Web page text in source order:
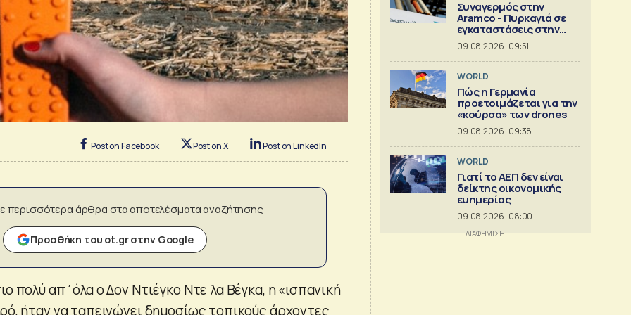
Post on Facebook Post on X Post on LinkedIn
περισσότερα άρθρα στα αποτελέσματα αναζήτησης
Προσθήκη του ot.gr στην Google
πολύ απ΄όλα ο Δον Ντιέγκο Ντε λα Βέγκα, η «ισπανική
ήταν να ταπεινώνει δημοσίως τοπικούς άρχοντες
Συναγερμός στην
Aramco - Πυρκαγιά σε
εγκαταστάσεις στην
Τζιζάν
09.08.2026 | 09:51
WORLD
Πώς η Γερμανία
προετοιμάζεται για την
«κούρσα» των drones
09.08.2026 | 09:38
WORLD
Γιατί το ΑΕΠ δεν είναι
δείκτης οικονομικής
ευημερίας
09.08.2026 | 08:00